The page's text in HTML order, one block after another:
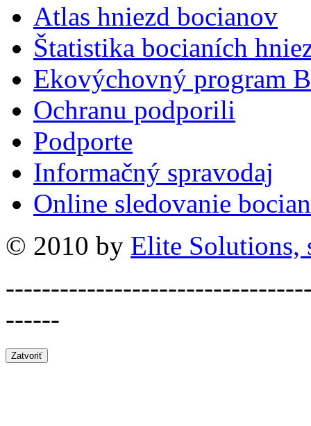
Atlas hniezd bocianov
Štatistika bocianích
Ekovýchovný program
Ochranu podporili
Podporte
Informačný spravodaj
Online sledovanie
© 2010 by Elite Solutions,
------